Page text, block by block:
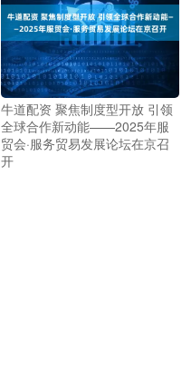
牛道配资 聚焦制度型开放 引领
全球合作新动能——2025年服
贸会·服务贸易发展论坛在京召
开